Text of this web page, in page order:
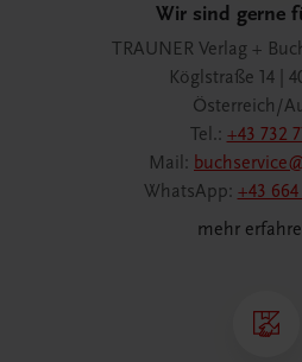
Wir sind gerne
TRAUNER Verlag +
Köglstraße 14 |
Österreich/
Tel.: +43 732
Mail:
WhatsApp: +43 664
mehr